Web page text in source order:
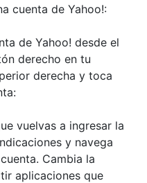
cuenta de Yahoo!:
de Yahoo! desde el
derecho en tu
derecha y toca
vuelvas a ingresar la
y navega
Cambia la
aplicaciones que